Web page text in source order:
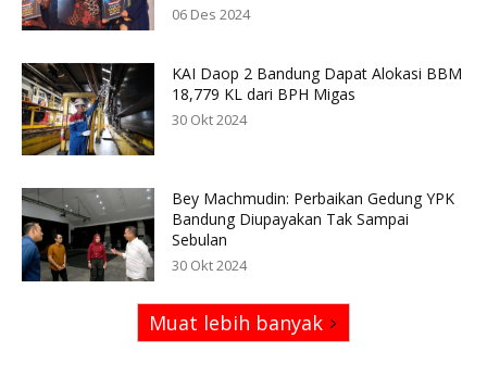
06 Des 2024
KAI Daop 2 Bandung Dapat Alokasi BBM
18,779 KL dari BPH Migas
30 Okt 2024
Bey Machmudin: Perbaikan Gedung YPK
Bandung Diupayakan Tak Sampai
Sebulan
30 Okt 2024
Muat lebih banyak